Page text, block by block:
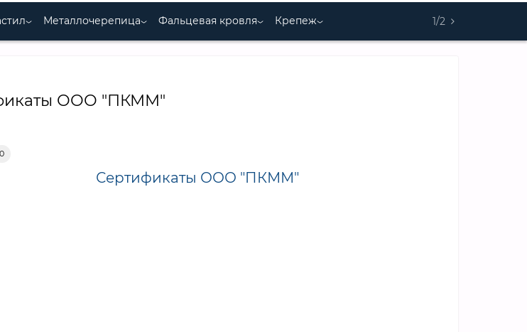
Металлочерепица Фальцевая кровля Крепеж 1/2
ООО "ПКММ"
0
Сертификаты ООО "ПКММ"